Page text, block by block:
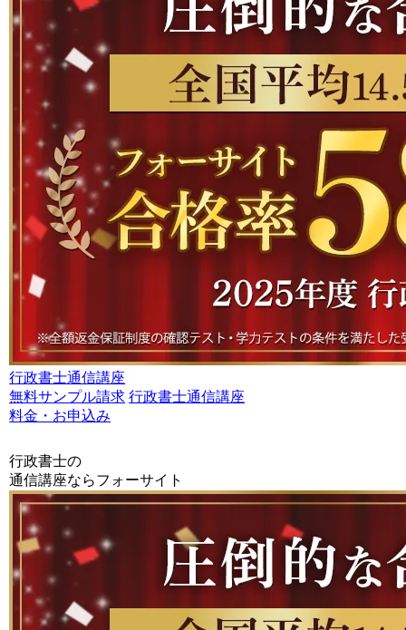
行政書士通信講座
無料サンプル請求 行政書士通信講座
料金・お申込み
行政書士の
通信講座ならフォーサイト